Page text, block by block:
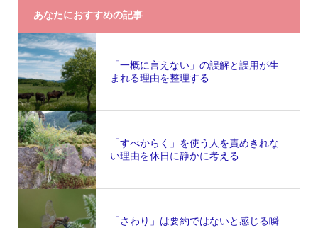
あなたにおすすめの記事
「一概に言えない」の誤解と誤用が生
まれる理由を整理する
「すべからく」を使う人を責めきれな
い理由を休日に静かに考える
「さわり」は要約ではないと感じる瞬